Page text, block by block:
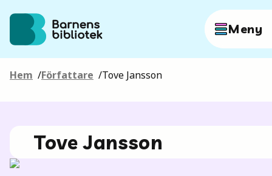
Hoppa till innehållet
Meny
Författare
Hem /Författare /Tove Jansson
Tove Jansson